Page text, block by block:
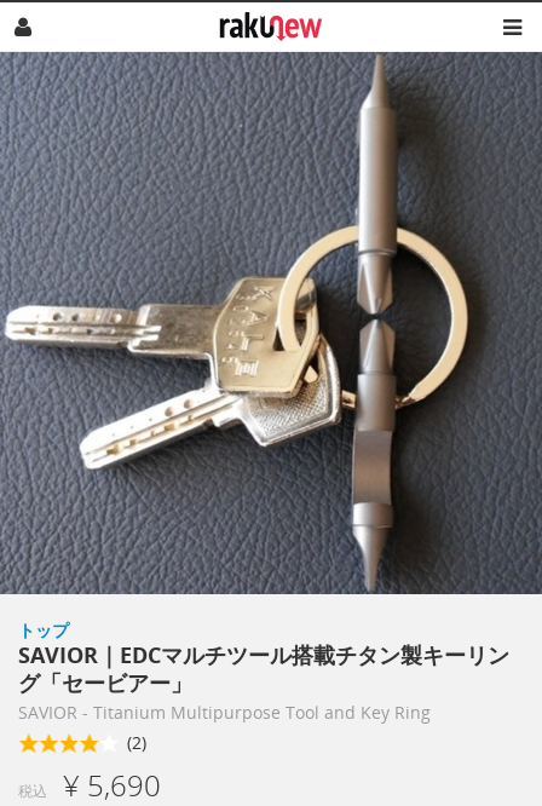
トップ
SAVIOR｜EDCマルチツール搭載チタン製キーリン
グ「セービアー」
SAVIOR - Titanium Multipurpose Tool and Key Ring
(2)
税込 ¥ 5,690